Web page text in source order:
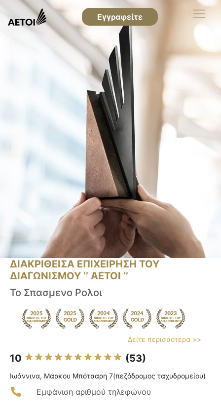
Εγγραφείτε
ΔΙΑΚΡΙΘΕΙΣΑ ΕΠΙΧΕΙΡΗΣΗ ΤΟΥ
ΔΙΑΓΩΝΙΣΜΟΥ ‘’ ΑΕΤΟΙ ‘’
Το Σπασμενο Ρολοι
Δείτε περισσότερα >>
10 (53)
Ιωάννινα, Μάρκου Μπότσαρη 7(πεζόδρομος ταχυδρομείου)
Εμφάνιση αριθμού τηλεφώνου